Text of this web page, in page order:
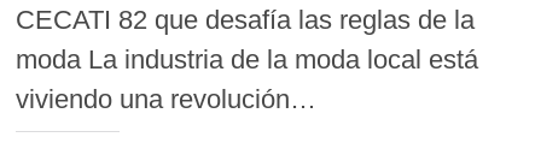
CECATI 82 que desafía las reglas de la
moda La industria de la moda local está
viviendo una revolución…